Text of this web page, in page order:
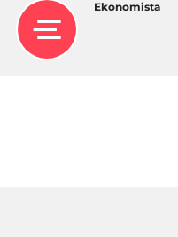
Ekonomista